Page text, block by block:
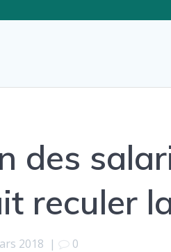
des
reculer
2018 | 0